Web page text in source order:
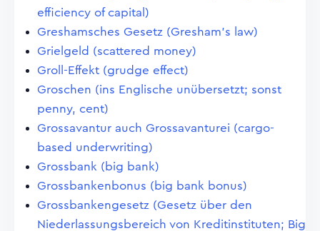
efficiency of capital)
Greshamsches Gesetz (Gresham's law)
Grielgeld (scattered money)
Groll-Effekt (grudge effect)
Groschen (ins Englische unübersetzt; sonst
penny, cent)
Grossavantur auch Grossavanturei (cargo-
based underwriting)
Grossbank (big bank)
Grossbankenbonus (big bank bonus)
Grossbankengesetz (Gesetz über den
Niederlassungsbereich von Kreditinstituten; Big